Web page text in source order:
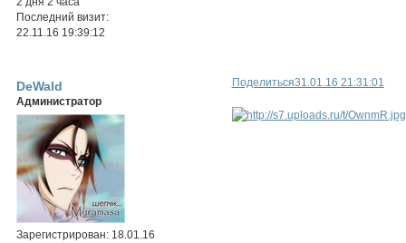
Последний визит:
22.11.16 19:39:12
Поделиться31.01.16 21:31:01
DeWald
Администратор
Зарегистрирован: 18.01.16